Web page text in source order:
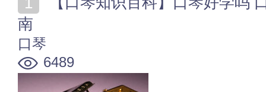
南
口琴
6489